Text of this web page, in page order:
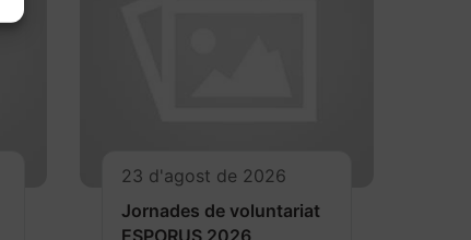
23 d'agost de 2026
Jornades de voluntariat
ESPORUS 2026